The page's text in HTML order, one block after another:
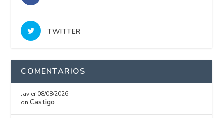
TWITTER
COMENTARIOS
Javier 08/08/2026
onCastigo